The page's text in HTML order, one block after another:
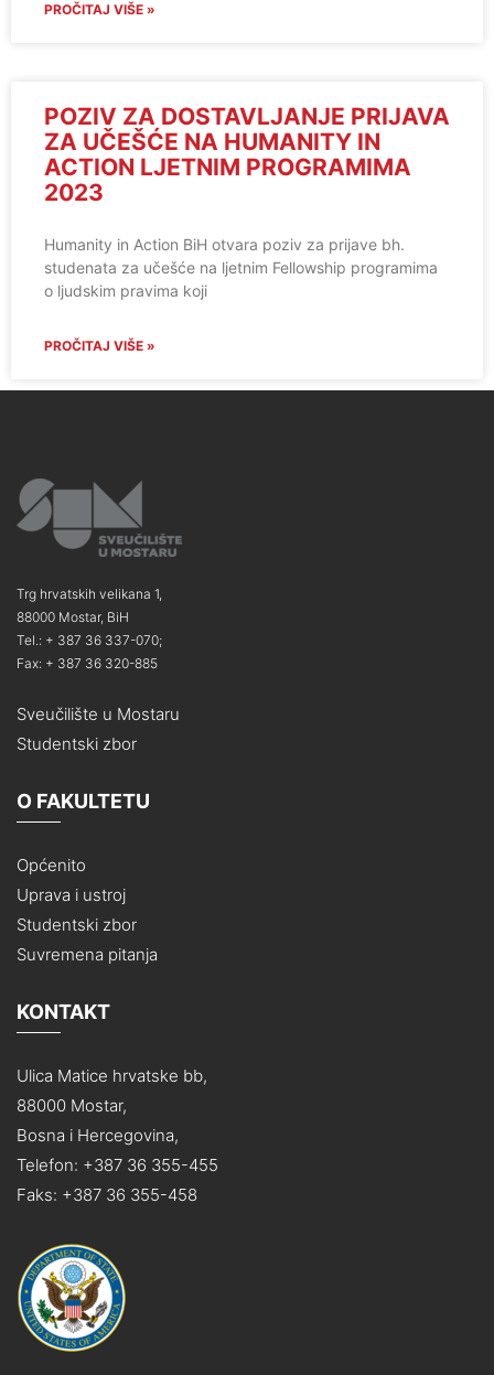
PROČITAJ VIŠE »
POZIV ZA DOSTAVLJANJE PRIJAVA
ZA UČEŠĆE NA HUMANITY IN
ACTION LJETNIM PROGRAMIMA
2023
Humanity in Action BiH otvara poziv za prijave bh.
studenata za učešće na ljetnim Fellowship programima
o ljudskim pravima koji
PROČITAJ VIŠE »
Trg hrvatskih velikana 1,
88000 Mostar, BiH
Tel.: + 387 36 337-070;
Fax: + 387 36 320-885
Sveučilište u Mostaru
Studentski zbor
O FAKULTETU
Općenito
Uprava i ustroj
Studentski zbor
Suvremena pitanja
KONTAKT
Ulica Matice hrvatske bb,
88000 Mostar,
Bosna i Hercegovina,
Telefon: +387 36 355-455
Faks: +387 36 355-458